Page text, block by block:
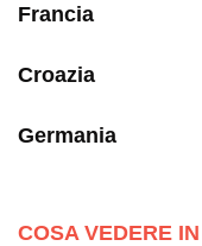
Francia
Croazia
Germania
COSA VEDERE